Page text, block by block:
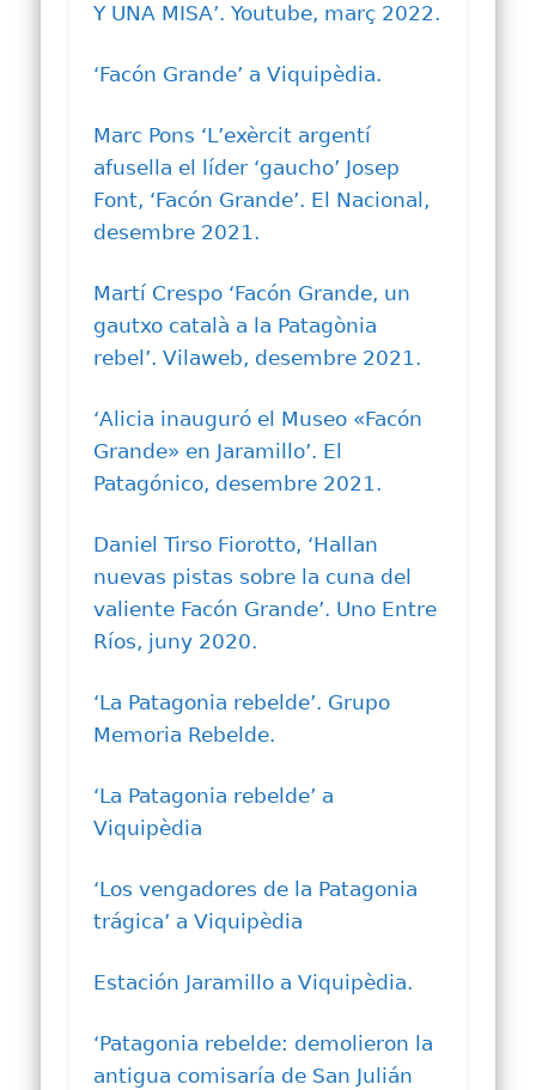
Y UNA MISA’. Youtube, març 2022.
‘Facón Grande’ a Viquipèdia.
Marc Pons ‘L’exèrcit argentí
afusella el líder ‘gaucho’ Josep
Font, ‘Facón Grande’. El Nacional,
desembre 2021.
Martí Crespo ‘Facón Grande, un
gautxo català a la Patagònia
rebel’. Vilaweb, desembre 2021.
‘Alicia inauguró el Museo «Facón
Grande» en Jaramillo’. El
Patagónico, desembre 2021.
Daniel Tirso Fiorotto, ‘Hallan
nuevas pistas sobre la cuna del
valiente Facón Grande’. Uno Entre
Ríos, juny 2020.
‘La Patagonia rebelde’. Grupo
Memoria Rebelde.
‘La Patagonia rebelde’ a
Viquipèdia
‘Los vengadores de la Patagonia
trágica’ a Viquipèdia
Estación Jaramillo a Viquipèdia.
‘Patagonia rebelde: demolieron la
antigua comisaría de San Julián